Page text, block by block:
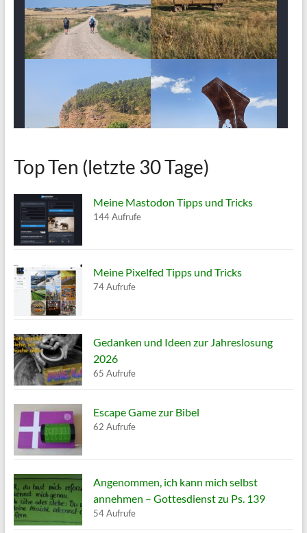
Top Ten (letzte 30 Tage)
Meine Mastodon Tipps und Tricks
144 Aufrufe
Meine Pixelfed Tipps und Tricks
74 Aufrufe
Gedanken und Ideen zur Jahreslosung
2026
65 Aufrufe
Escape Game zur Bibel
62 Aufrufe
Angenommen, ich kann mich selbst
annehmen – Gottesdienst zu Ps. 139
54 Aufrufe